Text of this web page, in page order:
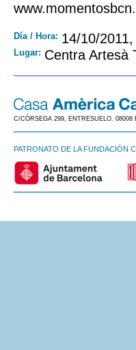
Día / Hora: 14/10/
Lugar: Centra Artesà
C/CÒRSEGA 299, ENTRESUELO. 08008
PATRONATO DE LA FUNDACIÓN